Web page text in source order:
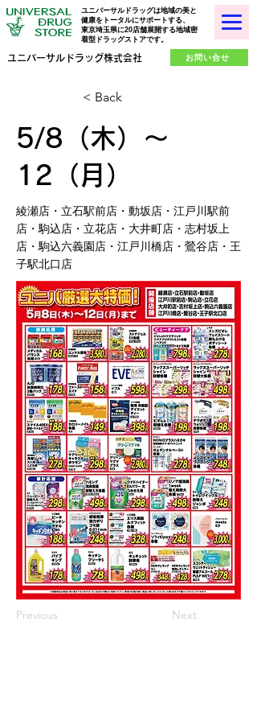
ユニバーサルドラッグは地域の美と
健康をトータルにサポートする、
東京埼玉県に20店舗展開する地域密
着型ドラッグストアです。
ユニバーサルドラッグ株式会社 お問い合せ
< Back
5/8（木）〜
12（月）
綾瀬店・立石駅前店・動坂店・江戸川駅前
店・駒込店・立花店・大井町店・志村坂上
店・駒込六義園店・江戸川橋店・鶯谷店・王
子駅北口店
Previous Next